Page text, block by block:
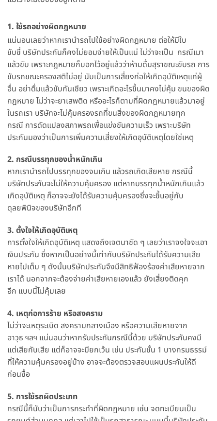
1. ใช้รถอย่างผิดกฎหมาย
แน่นอนเลยว่าหากเรานำรถไปใช้อย่างผิดกฎหมาย ต่อให้มีใบ
ขับขี่ บริษัทประกันก็คงไม่ยอมจ่ายให้เป็นแน่ ไม่ว่าจะเป็น กรณีเมา
แล้วขับ เพราะกฎหมายก็บอกไว้อยู่แล้วว่าห้ามดื่มสุราขณะขับรถ การ
ขับรถขณะครองสติไม่อยู่ นับเป็นการเสี่ยงก่อให้เกิดอุบัติเหตุแก่ผู้
อื่น อย่าดื่มแล้วขับกันเชียว เพราะเกิดอะไรขึ้นมาคงไม่คุ้ม ขนของผิด
กฎหมาย ไม่ว่าจะยาเสพติด หรืออะไรก็ตามที่ผิดกฎหมายแล้วมาอยู่
ในรถเรา บริษัทจะไม่คุ้มครองรถที่ขนสิ่งของผิดกฎหมายทุก
กรณี การดัดแปลงสภาพรถเพื่อแข่งขันความเร็ว เพราะบริษัท
ประกันมองว่าเป็นการเพิ่มความเสี่ยงให้เกิดอุบัติเหตุโดยใช่เหตุ
2. กรณีบรรทุกของน้ำหนักเกิน
หากเรานำรถไปบรรทุกของจนเกิน แล้วรถเกิดเสียหาย กรณีนี้
บริษัทประกันจะไม่ให้ความคุ้มครอง แต่หากบรรทุกน้ำหนักเกินแล้ว
เกิดอุบัติเหตุ ก็อาจจะยังได้รับความคุ้มครองซึ่งจะขึ้นอยู่กับ
ดุลยพินิจของบริษัทอีกที
3. ตั้งใจให้เกิดอุบัติเหตุ
การตั้งใจให้เกิดอุบัติเหตุ แสดงถึงเจตนาชัด ๆ เลยว่าเราจงใจจะเอา
เงินประกัน ซึ่งหากเป็นอย่างนี้เท่ากับบริษัทประกันได้รับความเสีย
หายไปเต็ม ๆ ดังนั้นบริษัทประกันจึงมีสิทธิฟ้องร้องค่าเสียหายจาก
เราได้ นอกจากจะต้องจ่ายค่าเสียหายเองแล้ว ยังเสี่ยงติดคุก
อีก แบบนี้ไม่คุ้มเลย
4. เหตุก่อการร้าย หรือสงคราม
ไม่ว่าจะเหตุระเบิด สงครามกลางเมือง หรือความเสียหายจาก
อาวุธ ฯลฯ แน่นอนว่าหากรับประกันกรณีนี้ด้วย บริษัทประกันคงมี
แต่เสียกับเสีย แต่ก็อาจจะมียกเว้น เช่น ประกันชั้น 1 บางกรมธรรม์
ที่ให้ความคุ้มครองอยู่บ้าง อาจจะต้องตรวจสอบแผนประกันให้ดี
ก่อนซื้อ
5. การใช้รถผิดประเภท
กรณีนี้ก็นับว่าเป็นการกระทำที่ผิดกฎหมาย เช่น จดทะเบียนเป็น